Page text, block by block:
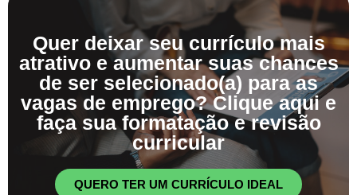
Quer deixar seu currículo mais
atrativo e aumentar suas chances
de ser selecionado(a) para as
vagas de emprego? Clique aqui e
faça sua formatação e revisão
curricular
QUERO TER UM CURRÍCULO IDEAL